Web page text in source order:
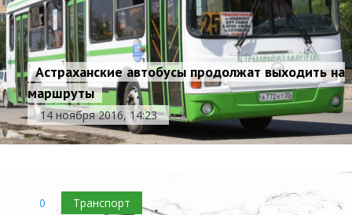
Астраханские автобусы продолжат выходить на
маршруты
14 ноября 2016, 14:23
0 Транспорт